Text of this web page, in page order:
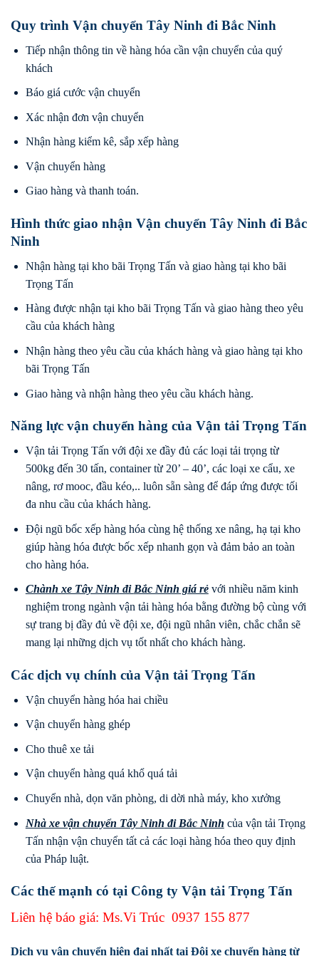
Quy trình Vận chuyển Tây Ninh đi Bắc Ninh
Tiếp nhận thông tin về hàng hóa cần vận chuyển của quý
khách
Báo giá cước vận chuyển
Xác nhận đơn vận chuyển
Nhận hàng kiểm kê, sắp xếp hàng
Vận chuyển hàng
Giao hàng và thanh toán.
Hình thức giao nhận Vận chuyển Tây Ninh đi Bắc
Ninh
Nhận hàng tại kho bãi Trọng Tấn và giao hàng tại kho bãi
Trọng Tấn
Hàng được nhận tại kho bãi Trọng Tấn và giao hàng theo yêu
cầu của khách hàng
Nhận hàng theo yêu cầu của khách hàng và giao hàng tại kho
bãi Trọng Tấn
Giao hàng và nhận hàng theo yêu cầu khách hàng.
Năng lực vận chuyển hàng của Vận tải Trọng Tấn
Vận tải Trọng Tấn với đội xe đầy đủ các loại tải trọng từ
500kg đến 30 tấn, container từ 20’ – 40’, các loại xe cẩu, xe
nâng, rơ mooc, đầu kéo,.. luôn sẵn sàng để đáp ứng được tối
đa nhu cầu của khách hàng.
Đội ngũ bốc xếp hàng hóa cùng hệ thống xe nâng, hạ tại kho
giúp hàng hóa được bốc xếp nhanh gọn và đảm bảo an toàn
cho hàng hóa.
Chành xe Tây Ninh đi Bắc Ninh giá rẻvới nhiều năm kinh
nghiệm trong ngành vận tải hàng hóa bằng đường bộ cùng với
sự trang bị đầy đủ về đội xe, đội ngũ nhân viên, chắc chắn sẽ
mang lại những dịch vụ tốt nhất cho khách hàng.
Các dịch vụ chính của Vận tải Trọng Tấn
Vận chuyển hàng hóa hai chiều
Vận chuyển hàng ghép
Cho thuê xe tải
Vận chuyển hàng quá khổ quá tải
Chuyển nhà, dọn văn phòng, di dời nhà máy, kho xưởng
Nhà xe vận chuyển Tây Ninh đi Bắc Ninh của vận tải Trọng
Tấn nhận vận chuyển tất cả các loại hàng hóa theo quy định
của Pháp luật.
Các thế mạnh có tại Công ty Vận tải Trọng Tấn
Liên hệ báo giá: Ms.Vi Trúc 0937 155 877
Dịch vụ vận chuyển hiện đại nhất tại Đội xe chuyển hàng từ